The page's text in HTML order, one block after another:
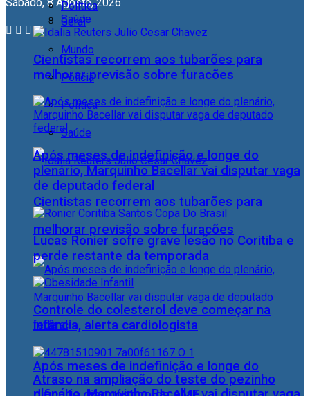
Geral
Mundo
Polícia
Política
Saúde
Cientistas recorrem aos tubarões para
melhorar previsão sobre furacões
Após meses de indefinição e longe do
Política
Saúde
Cientistas recorrem aos tubarões para
melhorar previsão sobre furacões
Após meses de indefinição e longe do
plenário, Marquinho Bacellar vai disputar vaga
de deputado federal
Lucas Ronier sofre grave lesão no Coritiba e
perde restante da temporada
Controle do colesterol deve começar na
infância, alerta cardiologista
Atraso na ampliação do teste do pezinho